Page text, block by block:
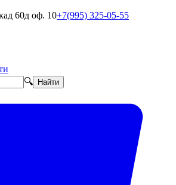
60д оф. 10+7(995) 325-05-55
🔍
Найти